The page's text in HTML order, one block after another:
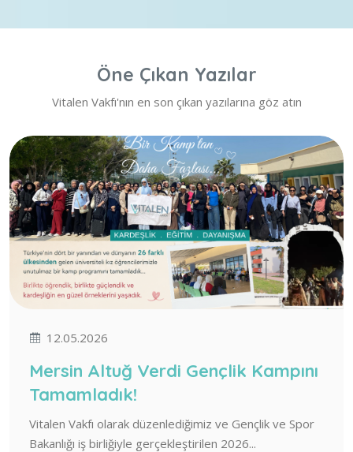
Öne Çıkan Yazılar
Vitalen Vakfı'nın en son çıkan yazılarına göz atın
12.05.2026
Mersin Altuğ Verdi Gençlik Kampını
Tamamladık!
Vitalen Vakfı olarak düzenlediğimiz ve Gençlik ve Spor
Bakanlığı iş birliğiyle gerçekleştirilen 2026...